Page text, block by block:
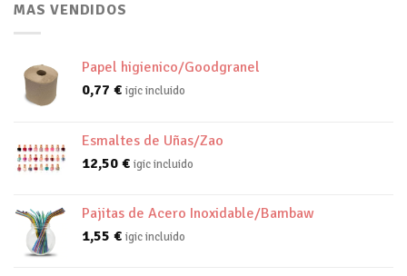
MAS VENDIDOS
Papel higienico/Goodgranel
0,77 € igic incluido
Esmaltes de Uñas/Zao
12,50 € igic incluido
Pajitas de Acero Inoxidable/Bambaw
1,55 € igic incluido